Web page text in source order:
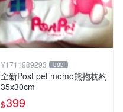
Y1711989293 883
全新Post pet momo熊抱枕約
35x30cm
$399